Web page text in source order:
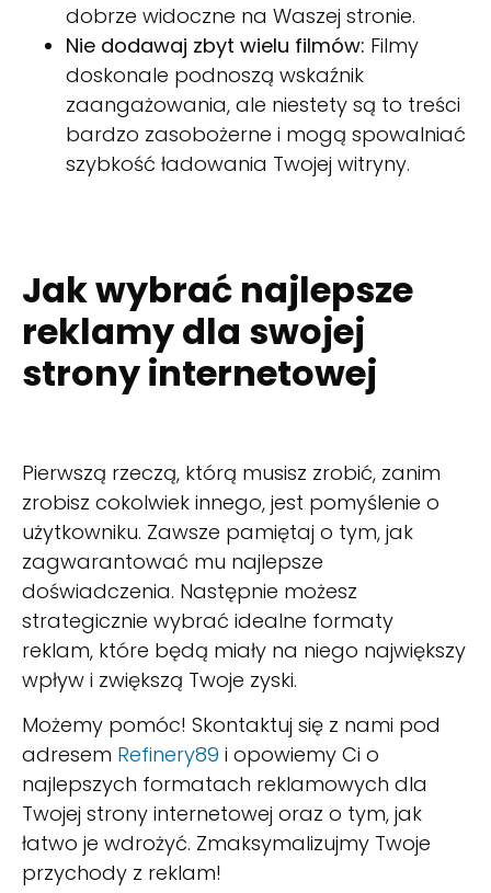
dobrze widoczne na Waszej stronie.
Nie dodawaj zbyt wielu filmów: Filmy
doskonale podnoszą wskaźnik
zaangażowania, ale niestety są to treści
bardzo zasobożerne i mogą spowalniać
szybkość ładowania Twojej witryny.
Jak wybrać najlepsze
reklamy dla swojej
strony internetowej
Pierwszą rzeczą, którą musisz zrobić, zanim
zrobisz cokolwiek innego, jest pomyślenie o
użytkowniku. Zawsze pamiętaj o tym, jak
zagwarantować mu najlepsze
doświadczenia. Następnie możesz
strategicznie wybrać idealne formaty
reklam, które będą miały na niego największy
wpływ i zwiększą Twoje zyski.
Możemy pomóc! Skontaktuj się z nami pod
adresem Refinery89 i opowiemy Ci o
najlepszych formatach reklamowych dla
Twojej strony internetowej oraz o tym, jak
łatwo je wdrożyć. Zmaksymalizujmy Twoje
przychody z reklam!